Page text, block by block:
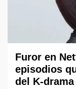
Furor en
episodios
del K-drama